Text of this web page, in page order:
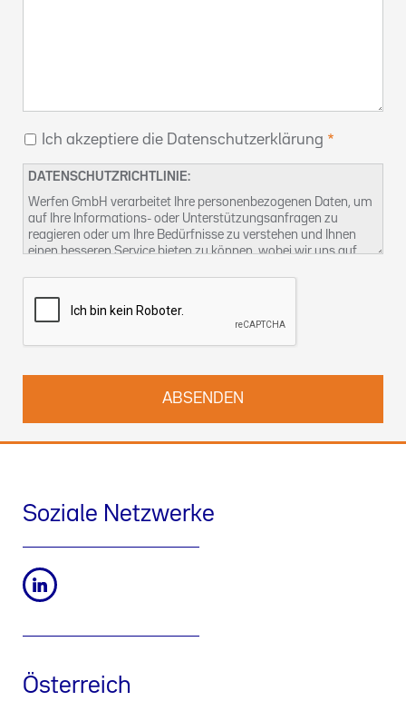
Ich akzeptiere die Datenschutzerklärung
DATENSCHUTZRICHTLINIE:
Werfen GmbH verarbeitet Ihre personenbezogenen Daten, um
auf Ihre Informations- oder Unterstützungsanfragen zu
reagieren oder um Ihre Bedürfnisse zu verstehen und Ihnen
einen besseren Service bieten zu können, wobei wir uns auf
ausüben können, finden Sie in unserer
Sie können uns auch unterkontact-dsb@althammer-kill.de
Soziale Netzwerke
Österreich